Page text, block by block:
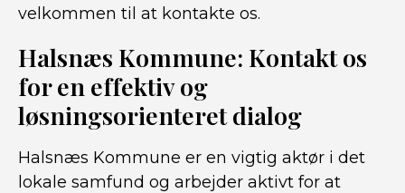
velkommen til at kontakte os.
Halsnæs Kommune: Kontakt os
for en effektiv og
løsningsorienteret dialog
Halsnæs Kommune er en vigtig aktør i det
lokale samfund og arbejder aktivt for at